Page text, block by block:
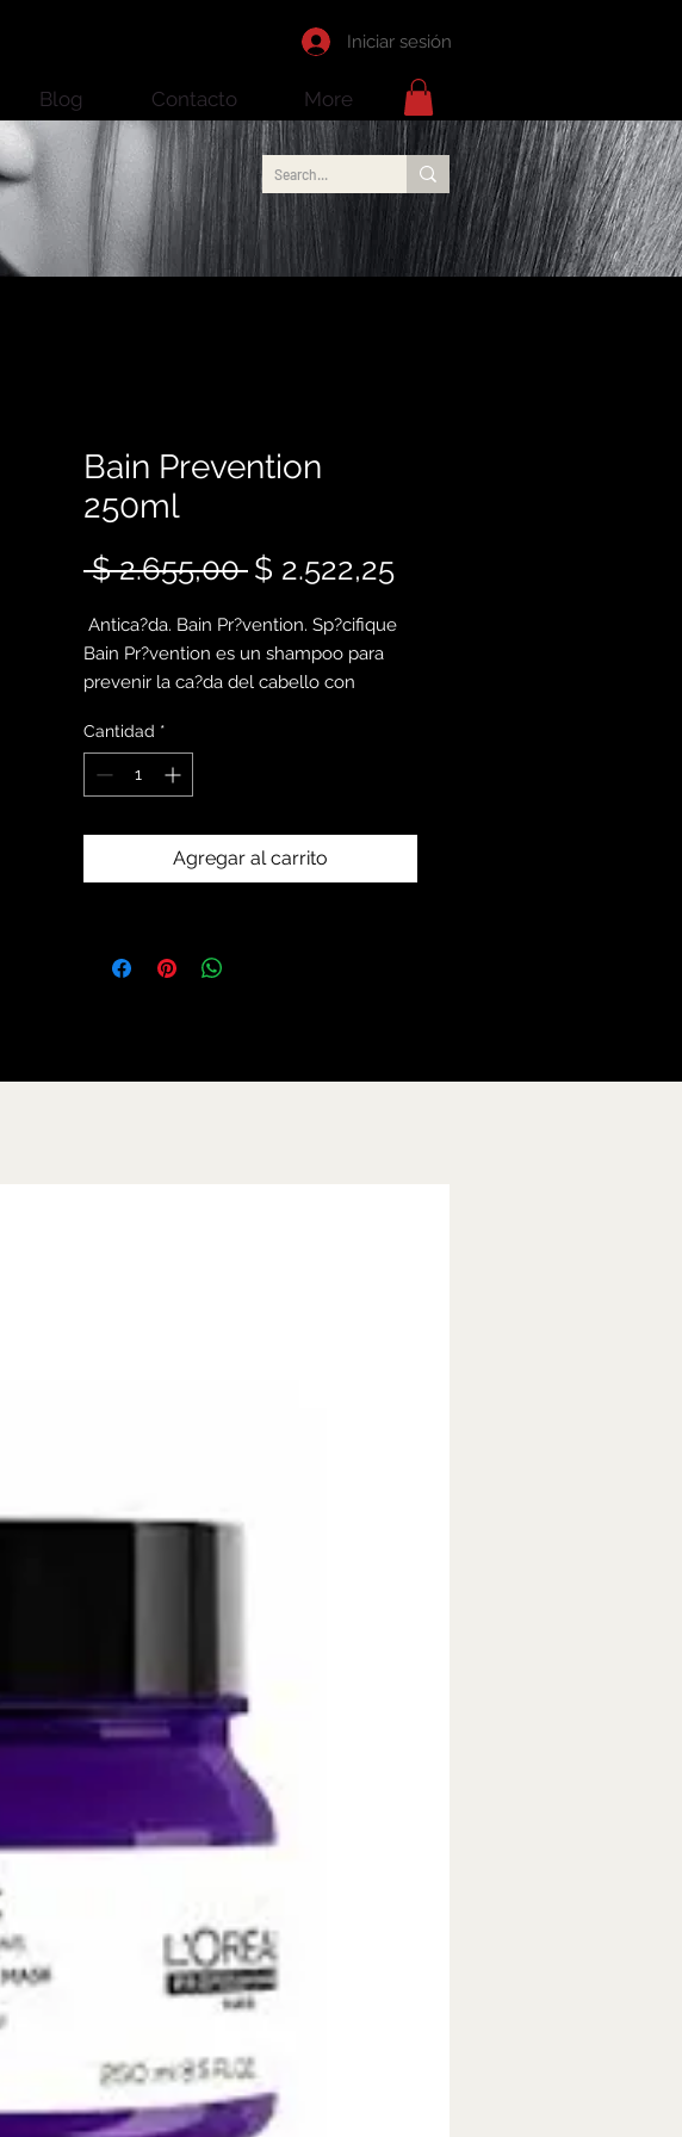
Iniciar sesión
Blog Contacto More
Bain Prevention
250ml
$ 2.655,00 Precio
$ 2.522,25Precio
oferta
Antica?da. Bain Pr?vention. Sp?cifique
Bain Pr?vention es un shampoo para
prevenir la ca?da del cabello con
potenciar la producci?n de la fibra
capilar, engrosarla y otorgar volumen de
inmediato
Cantidad *
Agregar al carrito